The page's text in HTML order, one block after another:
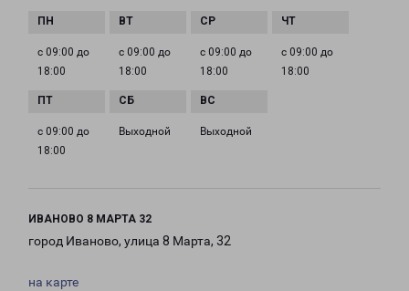
с 09:00 до
18:00
с 09:00 до
18:00
с 09:00 до
18:00
с 09:00 до
18:00
с 09:00 до
18:00
Выходной Выходной
ИВАНОВО 8 МАРТА 32
город Иваново, улица 8 Марта, 32
на карте